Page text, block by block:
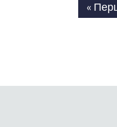
сторінки
«